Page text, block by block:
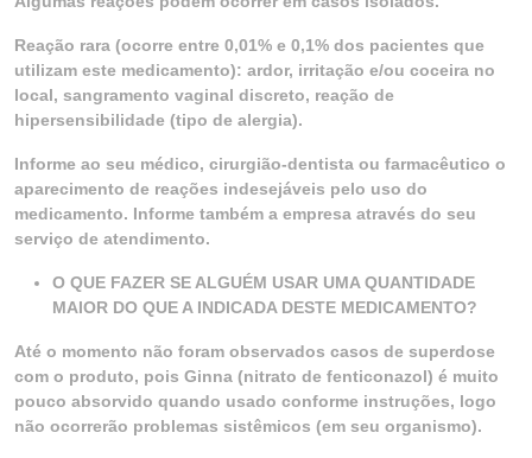
Reação rara (ocorre entre 0,01% e 0,1% dos pacientes que
utilizam este medicamento): ardor, irritação e/ou coceira no
local, sangramento vaginal discreto, reação de
hipersensibilidade (tipo de alergia).
Informe ao seu médico, cirurgião-dentista ou farmacêutico o
aparecimento de reações indesejáveis pelo uso do
medicamento. Informe também a empresa através do seu
serviço de atendimento.
O QUE FAZER SE ALGUÉM USAR UMA QUANTIDADE
MAIOR DO QUE A INDICADA DESTE MEDICAMENTO?
Até o momento não foram observados casos de superdose
com o produto, pois Ginna (nitrato de fenticonazol) é muito
pouco absorvido quando usado conforme instruções, logo
não ocorrerão problemas sistêmicos (em seu organismo).